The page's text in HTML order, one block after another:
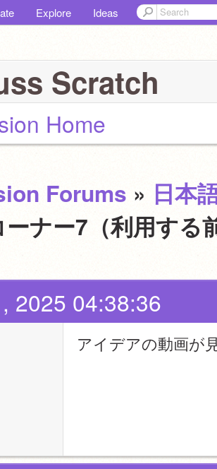
Explore Ideas
Scratch
Home
Forums » 日本
ーナー7（利用する
2025 04:38:36
アイデアの動画が